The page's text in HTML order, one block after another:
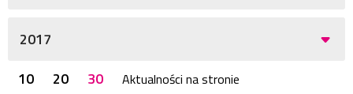
2017
10
20 30 Aktualności na stronie